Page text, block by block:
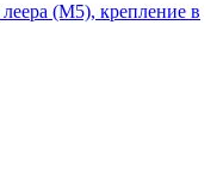
(М5), крепление в